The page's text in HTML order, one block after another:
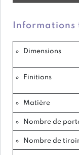
Informations
Dimensions
Finitions
Matière
Nombre de
Nombre de